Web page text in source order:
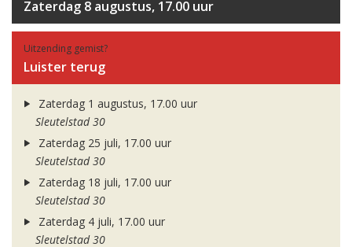
Zaterdag 8 augustus, 17.00 uur
Uitzending gemist?
Luister terug
Zaterdag 1 augustus, 17.00 uur
Sleutelstad 30
Zaterdag 25 juli, 17.00 uur
Sleutelstad 30
Zaterdag 18 juli, 17.00 uur
Sleutelstad 30
Zaterdag 4 juli, 17.00 uur
Sleutelstad 30